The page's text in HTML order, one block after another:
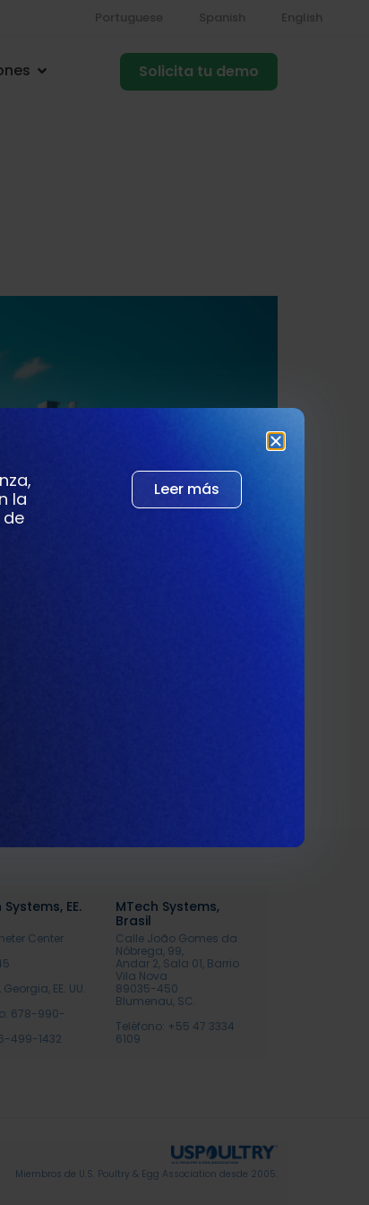
Portuguese Spanish English
Solicita tu demo
EE.
Center
EE. UU.
678-990-
499-1432
MTech Systems,
Brasil
Calle João Gomes da
Nóbrega, 99,
Andar 2, Sala 01, Barrio
Vila Nova
89035-450
Blumenau, SC.
Teléfono: +55 47 3334
6109
Miembros de U.S. Poultry & Egg Association desde 2005.
la
Leer más